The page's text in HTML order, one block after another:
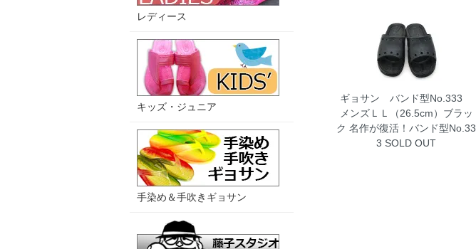
ギョサン バンド型No.333
メンズＬＬ（26.5cm）ブラッ
ク 名作が復活！バンド型No.33
3 SOLD OUT
レディース
キッズ・ジュニア
手染め＆手吹きギョサン